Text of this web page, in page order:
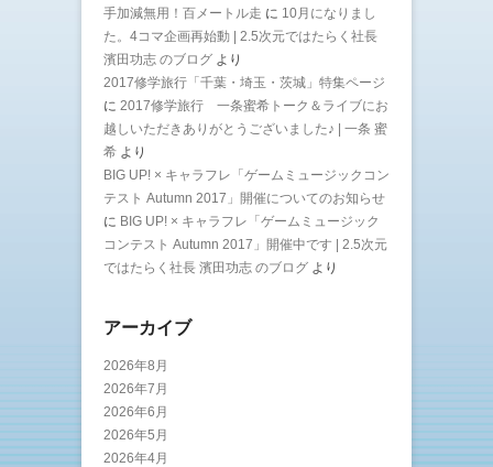
手加減無用！百メートル走 に 10月になりまし
た。4コマ企画再始動 | 2.5次元ではたらく社長
濱田功志 のブログ より
2017修学旅行「千葉・埼玉・茨城」特集ページ
に 2017修学旅行 一条蜜希トーク＆ライブにお
越しいただきありがとうございました♪ | 一条 蜜
希 より
BIG UP! × キャラフレ「ゲームミュージックコン
テスト Autumn 2017」開催についてのお知らせ
に BIG UP! × キャラフレ「ゲームミュージック
コンテスト Autumn 2017」開催中です | 2.5次元
ではたらく社長 濱田功志 のブログ より
アーカイブ
2026年8月
2026年7月
2026年6月
2026年5月
2026年4月